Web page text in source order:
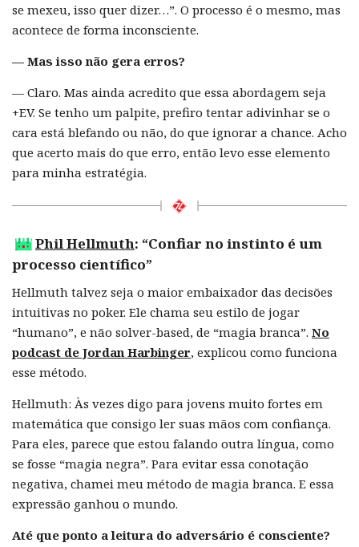
se mexeu, isso quer dizer…”. O processo é o mesmo, mas
acontece de forma inconsciente.
— Mas isso não gera erros?
— Claro. Mas ainda acredito que essa abordagem seja
+EV. Se tenho um palpite, prefiro tentar adivinhar se o
cara está blefando ou não, do que ignorar a chance. Acho
que acerto mais do que erro, então levo esse elemento
para minha estratégia.
Phil Hellmuth: “Confiar no instinto é um
processo científico”
Hellmuth talvez seja o maior embaixador das decisões
intuitivas no poker. Ele chama seu estilo de jogar
“humano”, e não solver-based, de “magia branca”. No
podcast de Jordan Harbinger, explicou como funciona
esse método.
Hellmuth: Às vezes digo para jovens muito fortes em
matemática que consigo ler suas mãos com confiança.
Para eles, parece que estou falando outra língua, como
se fosse “magia negra”. Para evitar essa conotação
negativa, chamei meu método de magia branca. E essa
expressão ganhou o mundo.
Até que ponto a leitura do adversário é consciente?